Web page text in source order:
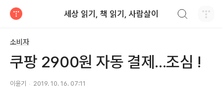
세상 읽기, 책 읽기, 사람살이
소비자
쿠팡 2900원 자동 결제...조심 !
이윤기 2019. 10. 16. 07:11